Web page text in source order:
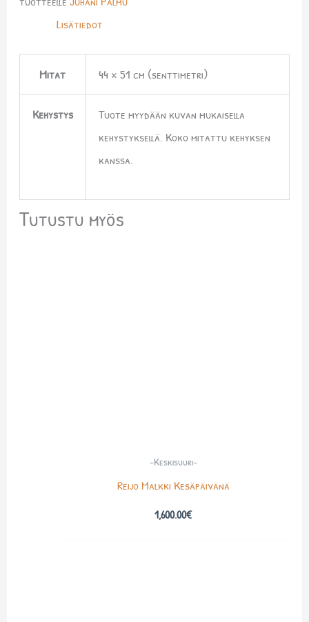
Lisätiedot
Mitat 44 × 51 cm (senttimetri)
Kehystys
Tuote myydään kuvan mukaisella
kehystyksellä. Koko mitattu kehyksen
kanssa.
Tutustu myös
-Keskisuuri-
Reijo Malkki Kesäpäivänä
1,600.00€